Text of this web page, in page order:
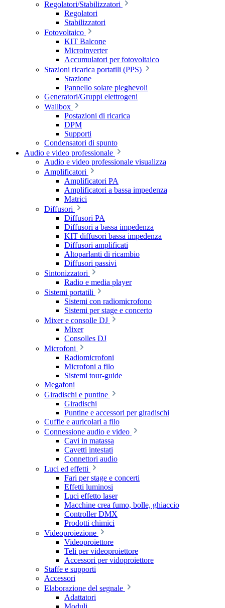
Regolatori/Stabilizzatori
Regolatori
Stabilizzatori
Fotovoltaico
KIT Balcone
Microinverter
Accumulatori per fotovoltaico
Stazioni ricarica portatili (PPS)
Stazione
Pannello solare pieghevoli
Generatori/Gruppi elettrogeni
Wallbox
Postazioni di ricarica
DPM
Supporti
Condensatori di spunto
Audio e video professionale
Audio e video professionale visualizza
Amplificatori
Amplificatori PA
Amplificatori a bassa impedenza
Matrici
Diffusori
Diffusori PA
Diffusori a bassa impedenza
KIT diffusori bassa impedenza
Diffusori amplificati
Altoparlanti di ricambio
Diffusori passivi
Sintonizzatori
Radio e media player
Sistemi portatili
Sistemi con radiomicrofono
Sistemi per stage e concerto
Mixer e consolle DJ
Mixer
Consolles DJ
Microfoni
Radiomicrofoni
Microfoni a filo
Sistemi tour-guide
Megafoni
Giradischi e puntine
Giradischi
Puntine e accessori per giradischi
Cuffie e auricolari a filo
Connessione audio e video
Cavi in matassa
Cavetti intestati
Connettori audio
Luci ed effetti
Fari per stage e concerti
Effetti luminosi
Luci effetto laser
Macchine crea fumo, bolle, ghiaccio
Controller DMX
Prodotti chimici
Videoproiezione
Videoproiettore
Teli per videoproiettore
Accessori per vidoproiettore
Staffe e supporti
Accessori
Elaborazione del segnale
Adattatori
Moduli